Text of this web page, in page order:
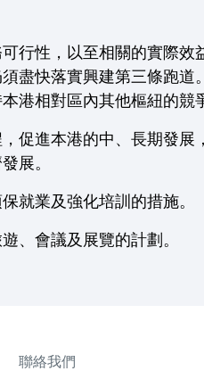
行性，以至相關的實際效
盡快落實興建第三條跑道
港相對區內其他樞紐的競
促進本港的中、長期發展
展。
就業及強化培訓的措施。
、會議及展覽的計劃。
聯絡我們